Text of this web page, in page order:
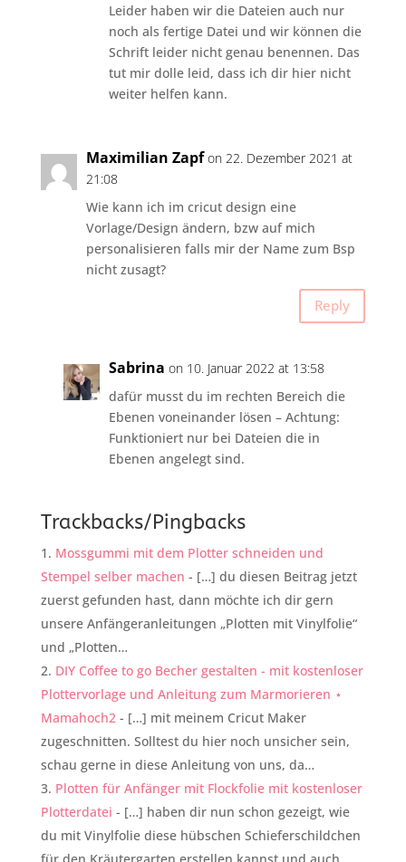
Leider haben wir die Dateien auch nur
noch als fertige Datei und wir können die
Schrift leider nicht genau benennen. Das
tut mir dolle leid, dass ich dir hier nicht
weiter helfen kann.
Maximilian Zapf on 22. Dezember 2021 at
21:08
Wie kann ich im cricut design eine
Vorlage/Design ändern, bzw auf mich
personalisieren falls mir der Name zum Bsp
nicht zusagt?
Reply
Sabrina on 10. Januar 2022 at 13:58
dafür musst du im rechten Bereich die
Ebenen voneinander lösen – Achtung:
Funktioniert nur bei Dateien die in
Ebenen angelegt sind.
Trackbacks/Pingbacks
Mossgummi mit dem Plotter schneiden und
Stempel selber machen - […] du diesen Beitrag jetzt
zuerst gefunden hast, dann möchte ich dir gern
unsere Anfängeranleitungen „Plotten mit Vinylfolie“
und „Plotten…
DIY Coffee to go Becher gestalten - mit kostenloser
Plottervorlage und Anleitung zum Marmorieren ⋆
Mamahoch2- […] mit meinem Cricut Maker
zugeschnitten. Solltest du hier noch unsicher sein,
schau gerne in diese Anleitung von uns, da…
Plotten für Anfänger mit Flockfolie mit kostenloser
Plotterdatei - […] haben dir nun schon gezeigt, wie
du mit Vinylfolie diese hübschen Schieferschildchen